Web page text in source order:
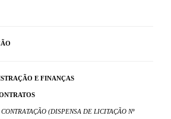
E FINANÇAS
(DISPENSA DE LICITAÇÃO Nº